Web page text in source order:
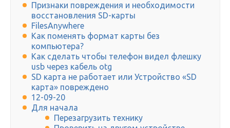
Признаки повреждения и необходимости
восстановления SD-карты
FilesAnywhere
Как поменять формат карты без
компьютера?
Как сделать чтобы телефон видел флешку
usb через кабель otg
SD карта не работает или Устройство «SD
карта» повреждено
12-09-20
Для начала
Перезагрузить технику